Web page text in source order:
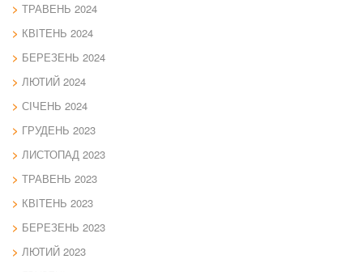
ТРАВЕНЬ 2024
КВІТЕНЬ 2024
БЕРЕЗЕНЬ 2024
ЛЮТИЙ 2024
СІЧЕНЬ 2024
ГРУДЕНЬ 2023
ЛИСТОПАД 2023
ТРАВЕНЬ 2023
КВІТЕНЬ 2023
БЕРЕЗЕНЬ 2023
ЛЮТИЙ 2023